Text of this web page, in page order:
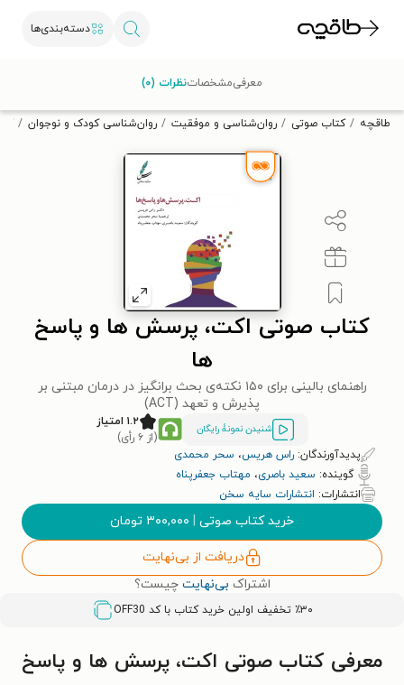
دسته‌بندی‌ها
تخفیف از طاقچه دریافت کن.
طاقچه کتاب صوتی روان‌شناسی و موفقیت روان‌شناسی کودک و نوجوان
کتاب صوتی اکت، پرسش ها و پاسخ
ها
راهنمای بالینی برای ۱۵۰ نکته‌ی بحث برانگیز در درمان مبتنی بر
پذیرش و تعهد (ACT)
شنیدن نمونۀ رایگان
۱.۲ امتیاز
(از ۶ رأی)
پدیدآورندگان: راس هریس، سحر محمدی
گوینده: سعید باصری، مهتاب جعفرپناه
انتشارات: انتشارات سایه سخن
خرید کتاب صوتی | ۳۰۰,۰۰۰ تومان
دریافت از بی‌نهایت
اشتراک بی‌نهایت چیست؟
٪۳۰ تخفیف اولین خرید کتاب با کد OFF30
معرفیمشخصاتنظرات (۰)
معرفی کتاب صوتی اکت، پرسش ها و پاسخ